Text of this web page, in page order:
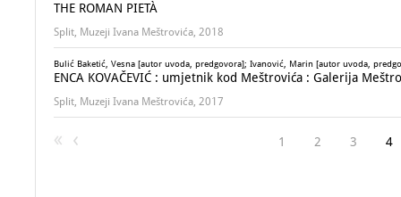
THE ROMAN PIETÀ
Split, Muzeji Ivana Meštrovića, 2018
Bulić Baketić, Vesna [autor uvoda, predgovora]; Ivanović, Marin [autor uvoda,
ENCA KOVAČEVIĆ : umjetnik kod Meštrovića : Galerija
Split, Muzeji Ivana Meštrovića, 2017
1 2 3 4